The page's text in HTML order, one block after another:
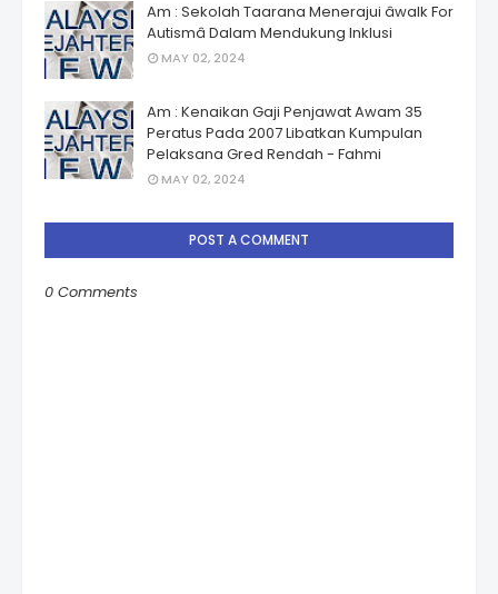
Am : Sekolah Taarana Menerajui âwalk For
Autismâ Dalam Mendukung Inklusi
MAY 02, 2024
Am : Kenaikan Gaji Penjawat Awam 35
Peratus Pada 2007 Libatkan Kumpulan
Pelaksana Gred Rendah - Fahmi
MAY 02, 2024
POST A COMMENT
0 Comments